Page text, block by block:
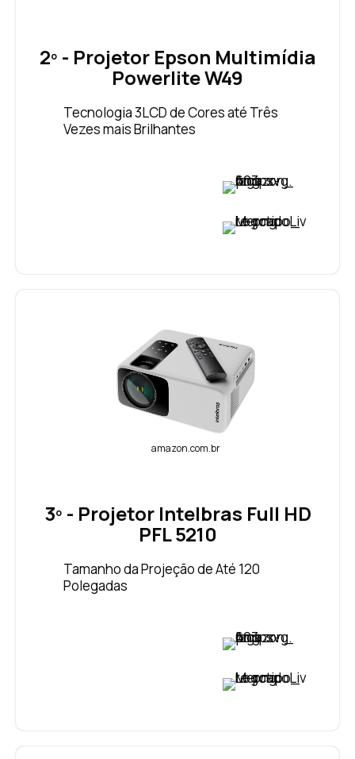
2º - Projetor Epson Multimídia
Powerlite W49
Tecnologia 3LCD de Cores até Três
Vezes mais Brilhantes
amazon.com.br
3º - Projetor Intelbras Full HD
PFL 5210
Tamanho da Projeção de Até 120
Polegadas